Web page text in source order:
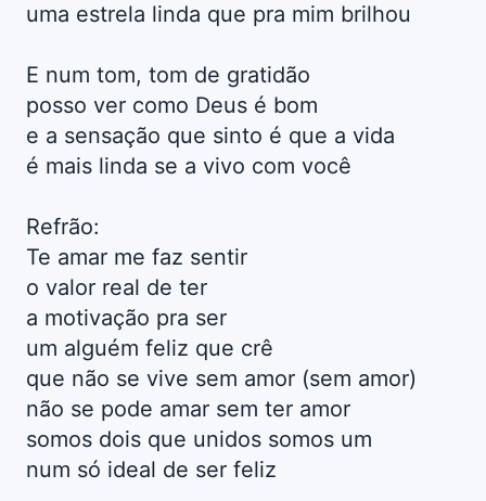
uma estrela linda que pra mim brilhou
E num tom, tom de gratidão
posso ver como Deus é bom
e a sensação que sinto é que a vida
é mais linda se a vivo com você
Refrão:
Te amar me faz sentir
o valor real de ter
a motivação pra ser
um alguém feliz que crê
que não se vive sem amor (sem amor)
não se pode amar sem ter amor
somos dois que unidos somos um
num só ideal de ser feliz